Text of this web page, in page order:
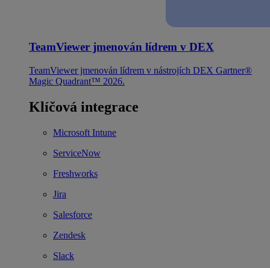
TeamViewer jmenován lídrem v DEX
TeamViewer jmenován lídrem v nástrojích DEX Gartner®
Magic Quadrant™ 2026.
Klíčová integrace
Microsoft Intune
ServiceNow
Freshworks
Jira
Salesforce
Zendesk
Slack